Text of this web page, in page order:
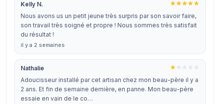
Kelly N.
Nous avons us un petit jeune très surpris par son savoir faire,
son travail très soigné et propre ! Nous sommes très satisfait
du résultat !
il y a 2 semaines
Nathalie
Adoucisseur installé par cet artisan chez mon beau-père il y a
2 ans. Et fin de semaine dernière, en panne. Mon beau-père
essaie en vain de le co…